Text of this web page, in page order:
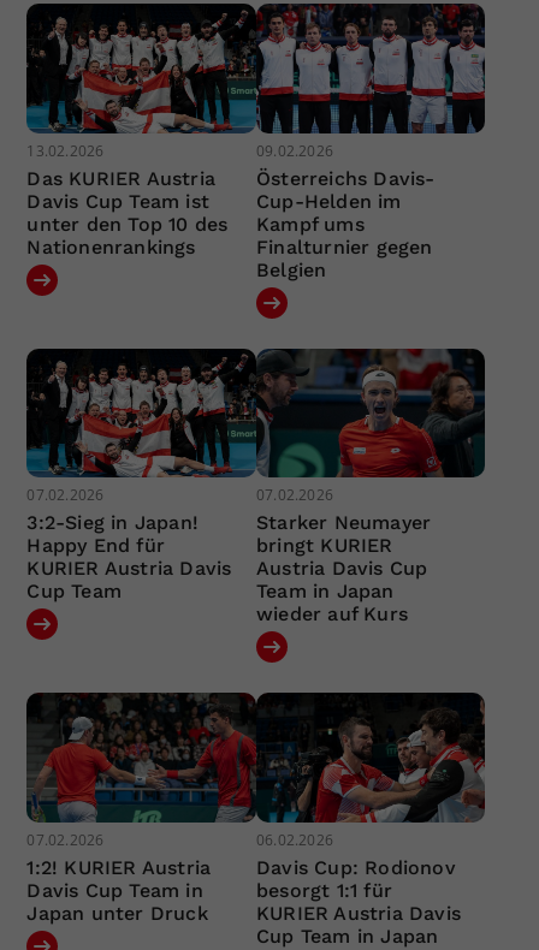
13.02.2026
Das KURIER Austria
Davis Cup Team ist
unter den Top 10 des
Nationenrankings
09.02.2026
Österreichs Davis-
Cup-Helden im
Kampf ums
Finalturnier gegen
Belgien
07.02.2026
3:2-Sieg in Japan!
Happy End für
KURIER Austria Davis
Cup Team
07.02.2026
Starker Neumayer
bringt KURIER
Austria Davis Cup
Team in Japan
wieder auf Kurs
07.02.2026
1:2! KURIER Austria
Davis Cup Team in
Japan unter Druck
06.02.2026
Davis Cup: Rodionov
besorgt 1:1 für
KURIER Austria Davis
Cup Team in Japan